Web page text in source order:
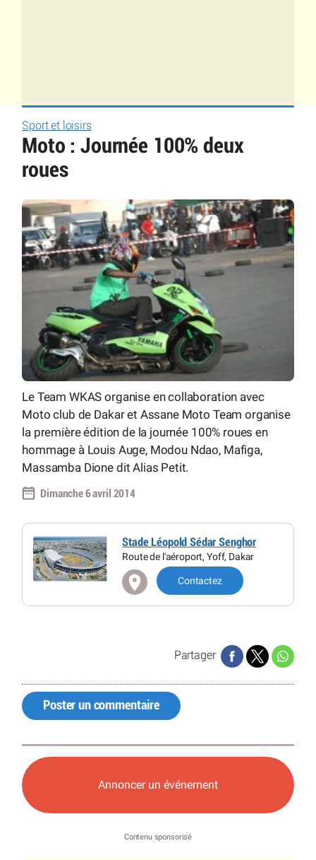
Sport et loisirs
Moto : Journée 100% deux
roues
Le Team WKAS organise en collaboration avec
Moto club de Dakar et Assane Moto Team organise
la première édition de la journée 100% roues en
hommage à Louis Auge, Modou Ndao, Mafiga,
Massamba Dione dit Alias Petit.
Dimanche 6 avril 2014
Stade Léopold Sédar Senghor
Route de l'aéroport, Yoff, Dakar
Contactez
Partager
Poster un commentaire
Annoncer un événement